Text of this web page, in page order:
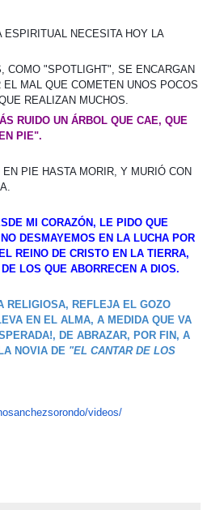
ESPIRITUAL NECESITA HOY LA
COMO "SPOTLIGHT", SE ENCARGAN
MAL QUE COMETEN UNOS POCOS
REALIZAN MUCHOS.
RUIDO UN ÁRBOL QUE CAE, QUE
PIE".
PIE HASTA MORIR, Y MURIÓ CON
MI CORAZÓN, LE PIDO QUE
DESMAYEMOS EN LA LUCHA POR
REINO DE CRISTO EN LA TIERRA,
LOS QUE ABORRECEN A DIOS.
RELIGIOSA, REFLEJA EL GOZO
EN EL ALMA, A MEDIDA QUE VA
DE ABRAZAR, POR FIN, A
NOVIA DE "EL CANTAR DE LOS
videos/